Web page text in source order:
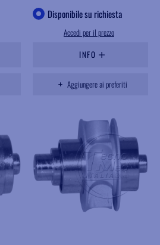
Disponibile su richiesta
Accedi per il prezzo
INFO
Aggiungere ai preferiti